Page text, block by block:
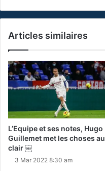
Articles similaires
L’Equipe et ses notes, Hugo
Guillemet met les choses au
clair ￼
3 Mar 2022 8:30 am